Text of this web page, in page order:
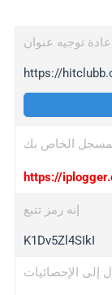
https://
الخاص بك
https://
إنه رمز تتبع
K1Dv5Zl4SIkI
إلى الإحصائيات